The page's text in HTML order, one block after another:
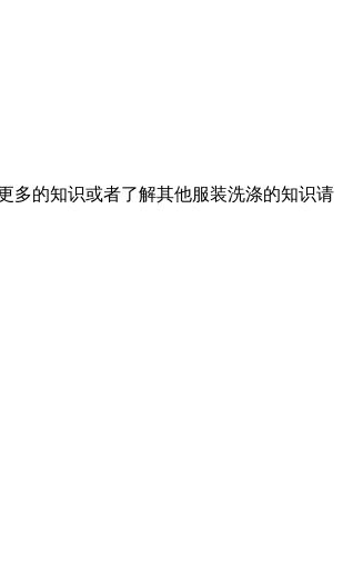
多的知识或者了解其他服装洗涤的知识请